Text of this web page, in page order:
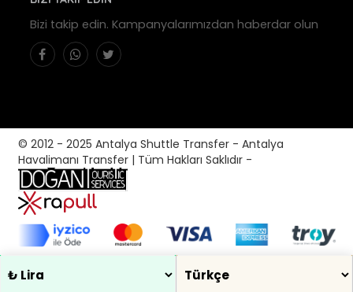
Bizi takip edin. Kampanyalarımızdan haberdar olun
© 2012 - 2025 Antalya Shuttle Transfer - Antalya
Havalimanı Transfer | Tüm Hakları Saklıdır -